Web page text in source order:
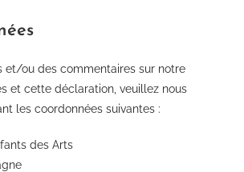
et/ou des commentaires sur notre
et cette déclaration, veuillez nous
les coordonnées suivantes :
des Arts